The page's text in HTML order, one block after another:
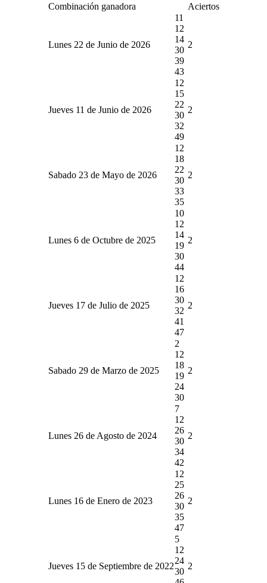
Combinación ganadora Aciertos
Lunes 22 de Junio de 2026
11
12
14
30
39
43
2
Jueves 11 de Junio de 2026
12
15
22
30
32
49
2
Sabado 23 de Mayo de 2026
12
18
22
30
33
35
2
Lunes 6 de Octubre de 2025
10
12
14
19
30
44
2
Jueves 17 de Julio de 2025
12
16
30
32
41
47
2
Sabado 29 de Marzo de 2025
2
12
18
19
24
30
2
Lunes 26 de Agosto de 2024
7
12
26
30
34
42
2
Lunes 16 de Enero de 2023
12
25
26
30
35
47
2
Jueves 15 de Septiembre de 2022
5
12
24
30
2